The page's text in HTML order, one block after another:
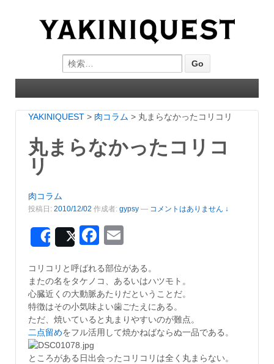
Search for:
YAKINIQUEST > 肉コラム > 丸まらなかったコリコリ
丸まらなかったコリコ
リ
肉コラム
投稿日: 2010/12/02 作成者: gypsy — コメントはありません ↓
SharePostFacebook
コリコリと呼ばれる部位がある。
またの名をタケノコ、あるいはハツモト。
心臓近くの大動脈あたりだということだ。
特徴はその小気味よい歯ごたえにある。
ただ、焼いていると丸まりやすいのが難点。
二点留めをフル活用して焼かねばならぬ一品である。
ところがある日出会ったコリコリは全く丸まらない。